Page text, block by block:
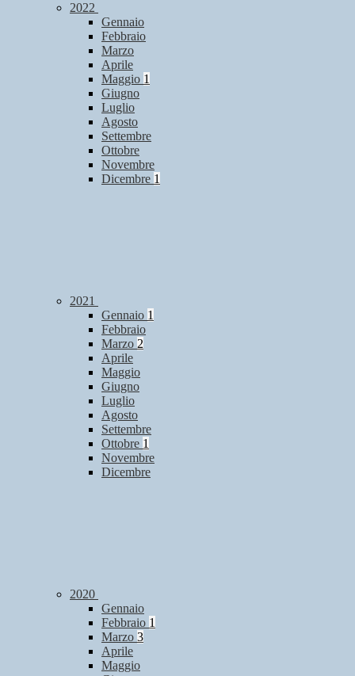
2022
Gennaio
Febbraio
Marzo
Aprile
Maggio 1
Giugno
Luglio
Agosto
Settembre
Ottobre
Novembre
Dicembre 1
2021
Gennaio 1
Febbraio
Marzo 2
Aprile
Maggio
Giugno
Luglio
Agosto
Settembre
Ottobre 1
Novembre
Dicembre
2020
Gennaio
Febbraio 1
Marzo 3
Aprile
Maggio